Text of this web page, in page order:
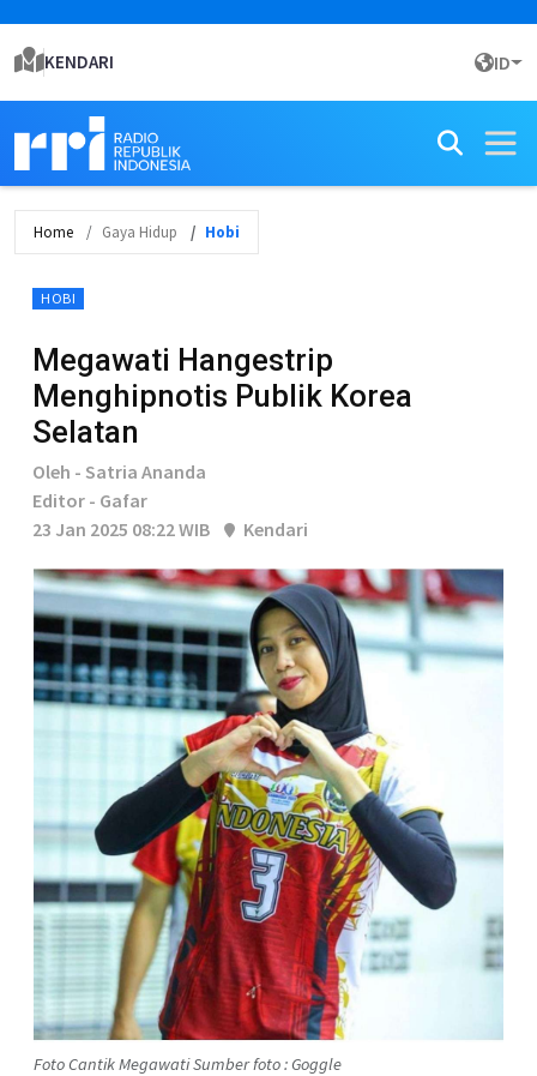
KENDARI ID
Home Gaya Hidup Hobi
HOBI
Megawati Hangestrip
Menghipnotis Publik Korea
Selatan
Oleh - Satria Ananda
Editor - Gafar
23 Jan 2025 08:22 WIB
Kendari
Foto Cantik Megawati Sumber foto : Goggle